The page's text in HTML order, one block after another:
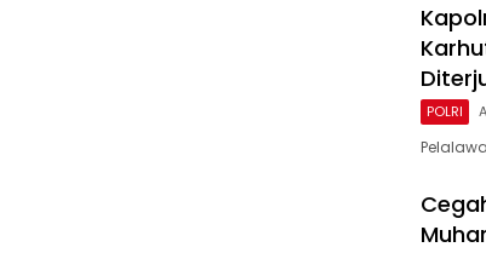
POLRI